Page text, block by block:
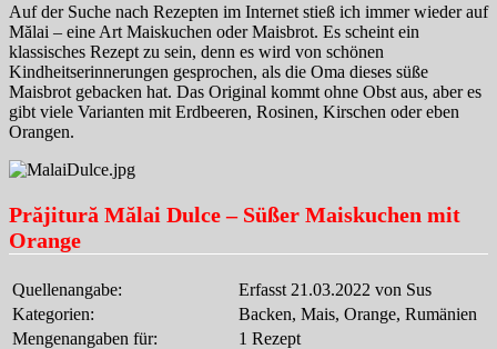
Auf der Suche nach Rezepten im Internet stieß ich immer wieder auf
Mălai – eine Art Maiskuchen oder Maisbrot. Es scheint ein
klassisches Rezept zu sein, denn es wird von schönen
Kindheitserinnerungen gesprochen, als die Oma dieses süße
Maisbrot gebacken hat. Das Original kommt ohne Obst aus, aber es
gibt viele Varianten mit Erdbeeren, Rosinen, Kirschen oder eben
Orangen.
Prăjitură Mălai Dulce – Süßer Maiskuchen mit
Orange
Quellenangabe:
Erfasst 21.03.2022 von Sus
Kategorien:
Backen, Mais, Orange, Rumänien
Mengenangaben für:
1 Rezept